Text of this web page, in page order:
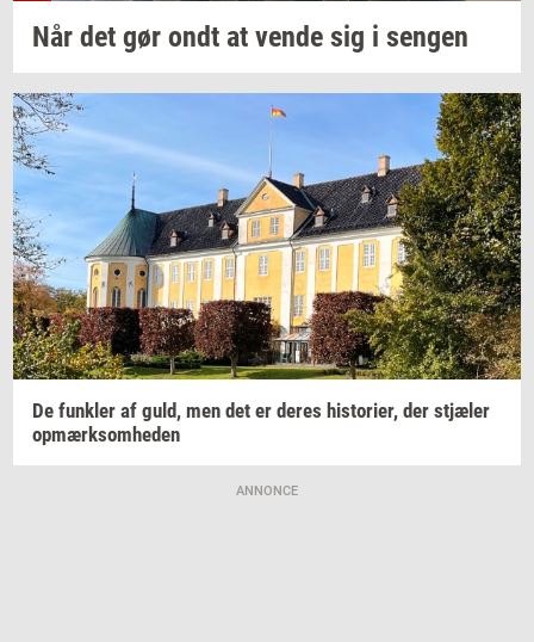
Når det gør ondt at vende sig i sen­gen
De funk­ler af guld, men det er deres hi­sto­ri­er, der stjæ­ler
op­mærk­som­he­den
ANNONCE